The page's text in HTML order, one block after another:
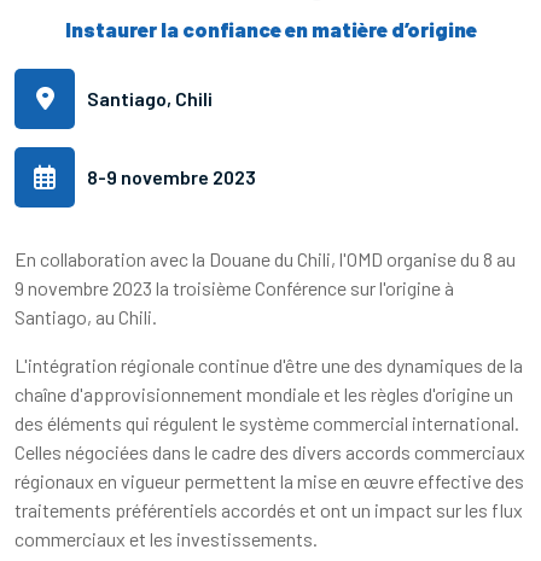
Instaurer la confiance en matière d’origine
Santiago, Chili
8-9 novembre 2023
En collaboration avec la Douane du Chili, l'OMD organise du 8 au
9 novembre 2023 la troisième Conférence sur l'origine à
Santiago, au Chili.
L'intégration régionale continue d'être une des dynamiques de la
chaîne d'approvisionnement mondiale et les règles d'origine un
des éléments qui régulent le système commercial international.
Celles négociées dans le cadre des divers accords commerciaux
régionaux en vigueur permettent la mise en œuvre effective des
traitements préférentiels accordés et ont un impact sur les flux
commerciaux et les investissements.